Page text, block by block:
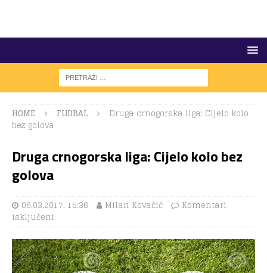
HOME FUDBAL
Druga crnogorska liga: Cijelo kolo
bez golova
Druga crnogorska liga: Cijelo kolo bez
golova
06.03.2017. 15:36 Milan Kovačić
Komentari
isključeni